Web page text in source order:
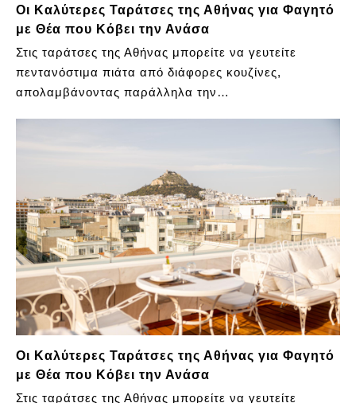
Οι Καλύτερες Ταράτσες της Αθήνας για Φαγητό
με Θέα που Κόβει την Ανάσα
Στις ταράτσες της Αθήνας μπορείτε να γευτείτε
πεντανόστιμα πιάτα από διάφορες κουζίνες,
απολαμβάνοντας παράλληλα την…
Οι Καλύτερες Ταράτσες της Αθήνας για Φαγητό
με Θέα που Κόβει την Ανάσα
Στις ταράτσες της Αθήνας μπορείτε να γευτείτε